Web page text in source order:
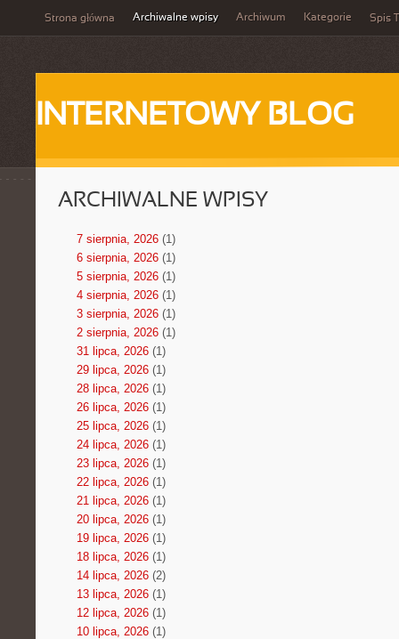
Strona główna Archiwalne wpisy Archiwum Kategorie Spis
INTERNETOWY BLOG
ARCHIWALNE WPISY
7 sierpnia, 2026(1)
6 sierpnia, 2026(1)
5 sierpnia, 2026(1)
4 sierpnia, 2026(1)
3 sierpnia, 2026(1)
2 sierpnia, 2026(1)
31 lipca, 2026(1)
29 lipca, 2026(1)
28 lipca, 2026(1)
26 lipca, 2026(1)
25 lipca, 2026(1)
24 lipca, 2026(1)
23 lipca, 2026(1)
22 lipca, 2026(1)
21 lipca, 2026(1)
20 lipca, 2026(1)
19 lipca, 2026(1)
18 lipca, 2026(1)
14 lipca, 2026(2)
13 lipca, 2026(1)
12 lipca, 2026(1)
10 lipca, 2026(1)